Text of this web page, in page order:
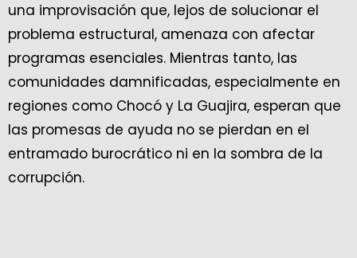
una improvisación que, lejos de solucionar el
problema estructural, amenaza con afectar
programas esenciales. Mientras tanto, las
comunidades damnificadas, especialmente en
regiones como Chocó y La Guajira, esperan que
las promesas de ayuda no se pierdan en el
entramado burocrático ni en la sombra de la
corrupción.